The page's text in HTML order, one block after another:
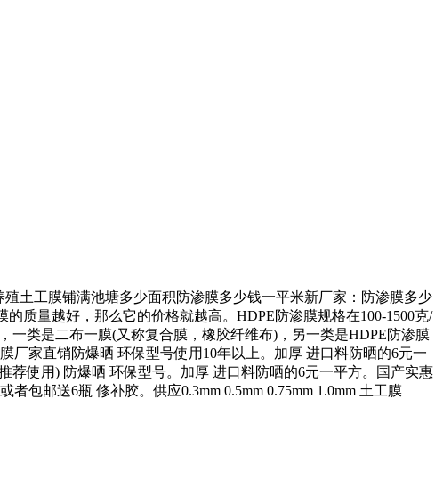
土工膜铺满池塘多少面积防渗膜多少钱一平米新厂家：防渗膜多少
质量越好，那么它的价格就越高。HDPE防渗膜规格在100-1500克/
一类是二布一膜(又称复合膜，橡胶纤维布)，另一类是HDPE防渗膜
厂家直销防爆晒 环保型号使用10年以上。加厚 进口料防晒的6元一
使用) 防爆晒 环保型号。加厚 进口料防晒的6元一平方。国产实惠
包邮送6瓶 修补胶。供应0.3mm 0.5mm 0.75mm 1.0mm 土工膜